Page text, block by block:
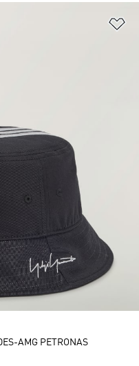
AMG PETRONAS